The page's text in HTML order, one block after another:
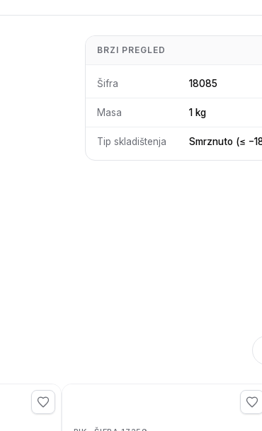
BRZI PREGLED
Šifra 18085
Masa 1 kg
Tip skladištenja Smrznuto (≤